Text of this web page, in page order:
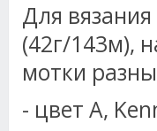
Для
(42г/143м),
мотки
- цвет А,